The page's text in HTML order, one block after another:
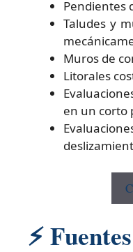
Pendientes
Taludes y
Muros de
Litorales
en un corto
⚡